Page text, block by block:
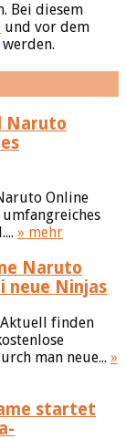
Bei diesem
und vor dem
Naruto
Online
» mehr
Naruto
neue Ninjas
finden
man neue... »